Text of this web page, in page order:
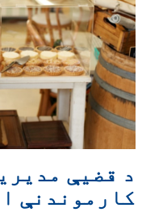
د قضیې
کارموندنې